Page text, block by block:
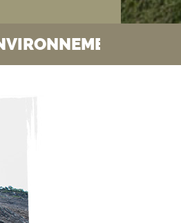
LIRE LA SUITE